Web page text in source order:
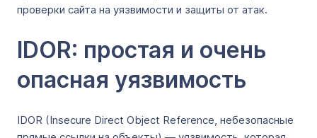
проверки сайта на уязвимости и защиты от атак.
IDOR: простая и очень
опасная уязвимость
IDOR (Insecure Direct Object Reference, небезопасные